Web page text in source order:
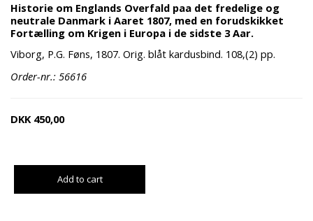
Historie om Englands Overfald paa det fredelige og
neutrale Danmark i Aaret 1807, med en forudskikket
Fortælling om Krigen i Europa i de sidste 3 Aar.
Viborg, P.G. Føns, 1807. Orig. blåt kardusbind. 108,(2) pp.
Order-nr.: 56616
DKK 450,00
Add to cart